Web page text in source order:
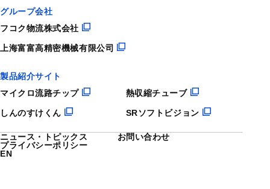
グループ会社
フコク物流株式会社
上海富富高精密機械有限公司
製品紹介サイト
マイクロ流路チップ
熱収縮チューブ
しんのすけくん SRソフトビジョン
ニュース・トピックス
お問い合わせ
プライバシーポリシー
EN